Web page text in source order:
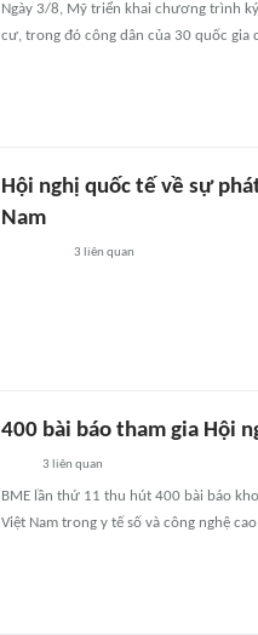
Ngày 3/8, Mỹ triển khai chương trình
cư, trong đó công dân của 30 quốc gia
Hội nghị quốc tế về sự
Nam
3 liên quan
400 bài báo tham gia Hội
3 liên quan
BME lần thứ 11 thu hút 400 bài báo
Việt Nam trong y tế số và công nghệ